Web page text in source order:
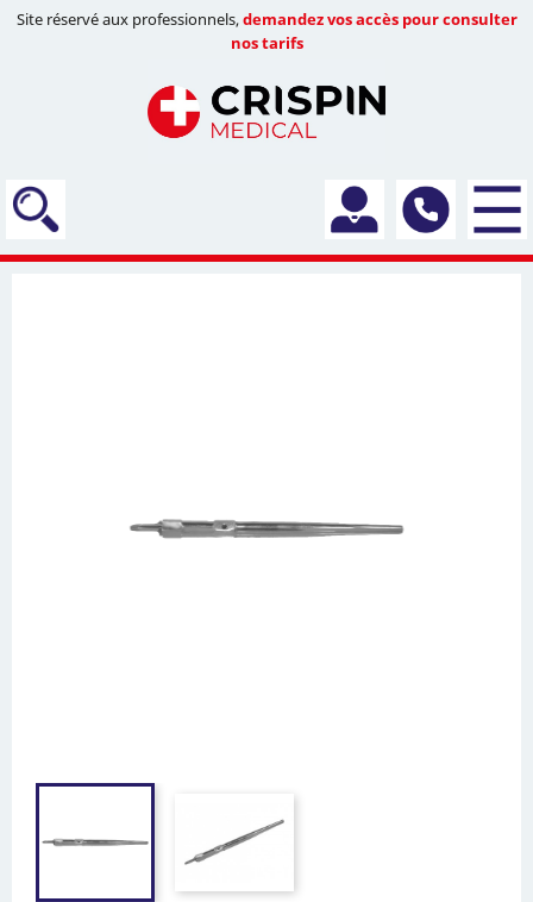
Site réservé aux professionnels,demandez vos accès pour consulter
nos tarifs